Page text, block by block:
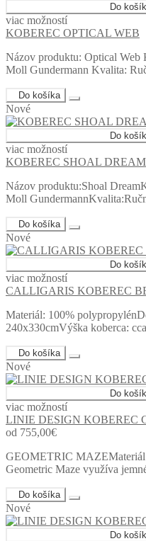
Do
viac možností
KOBEREC OPTICAL WEB
Názov produktu: Optical Web
Moll Gundermann Kvalita:
Do košíka
Nové
Do
viac možností
KOBEREC SHOAL DREAM
Názov produktu:Shoal
Moll
Do košíka
Nové
Do
viac možností
CALLIGARIS KOBEREC
Materiál: 100%
240x330cmVýška koberca:
Do košíka
Nové
Do
viac možností
LINIE DESIGN KOBEREC
od 755,00€
GEOMETRIC
Geometric Maze využíva
Do košíka
Nové
Do